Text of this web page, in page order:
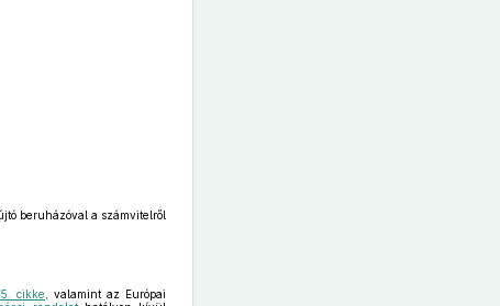
beruházóval a számvitelről
cikke , valamint az Európai